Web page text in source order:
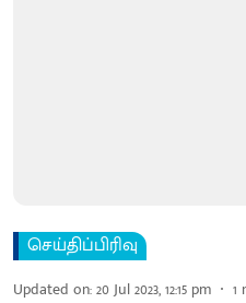
செய்திப்பிரிவு
Updated on:20 Jul 2023, 12:15 pm 1